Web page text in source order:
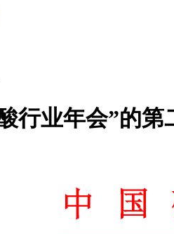
行业年会”的第